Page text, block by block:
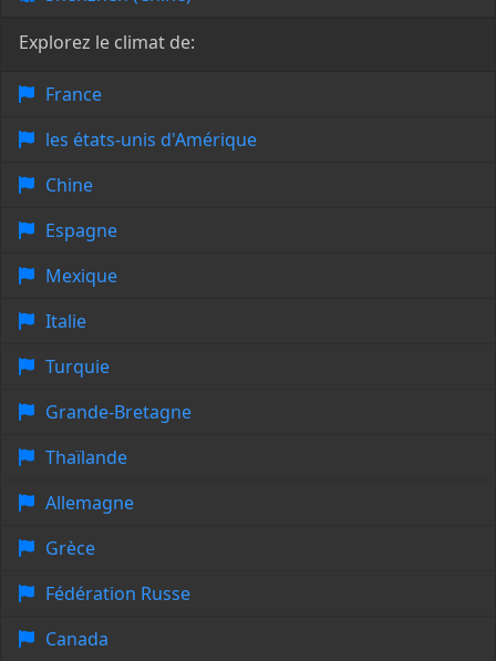
Explorez le climat de:
France
les états-unis d'Amérique
Chine
Espagne
Mexique
Italie
Turquie
Grande-Bretagne
Thaïlande
Allemagne
Grèce
Fédération Russe
Canada